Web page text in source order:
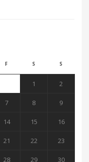
F S S
1 2
7 8 9
14 15 16
21 22 23
28 29 30